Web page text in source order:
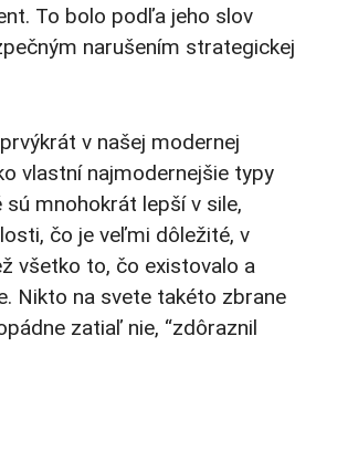
To bolo podľa jeho slov
narušením strategickej
v našej modernej
vlastní najmodernejšie typy
sú mnohokrát lepší v sile,
čo je veľmi dôležité, v
všetko to, čo existovalo a
Nikto na svete takéto zbrane
zatiaľ nie, “zdôraznil